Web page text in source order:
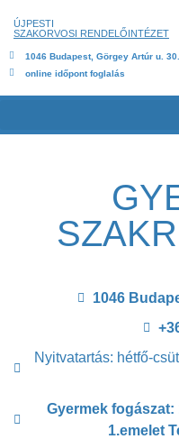
ÚJPESTI
SZAKORVOSI RENDELŐINTÉZET
1046 Budapest, Görgey Artúr u. 30.
online időpont foglalás
1046
Nyitvatartás: hétfő-
Gyermek
1.emelet